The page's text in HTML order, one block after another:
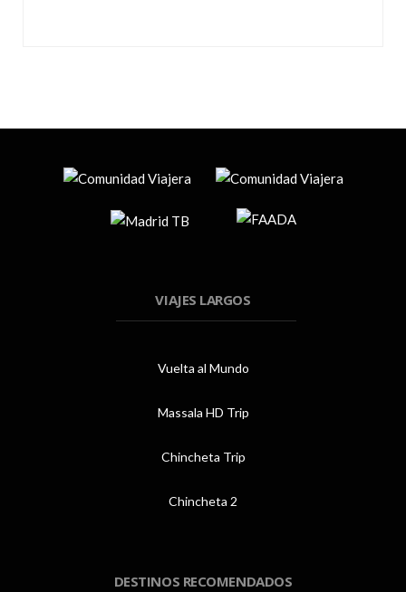
VIAJES LARGOS
Vuelta al Mundo
Massala HD Trip
Chincheta Trip
Chincheta 2
DESTINOS RECOMENDADOS